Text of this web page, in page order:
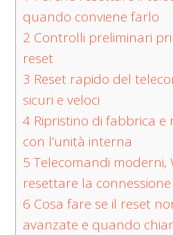
quando conviene farlo
2 Controlli preliminari
reset
3 Reset rapido del
sicuri e veloci
4 Ripristino di fabbrica e
con l’unità interna
5Telecomandi moderni,
resettare la connessione
6 Cosa fare se il reset
avanzate e quando